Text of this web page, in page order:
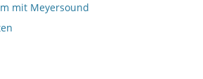
mit Meyersound